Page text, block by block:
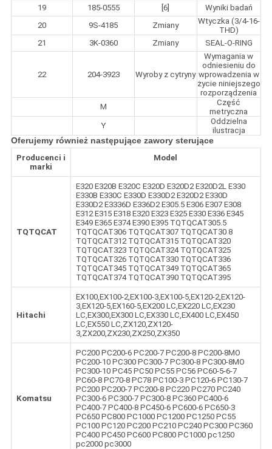
19
185-0555 [6]
Wyniki badań
20
9S-4185 Zmiany
Wtyczka (3/4-16-
THD)
21
3K-0360 Zmiany SEAL-O-RING
22 204-3923 Wyroby z cytryny
Wymagania w
odniesieniu do
wprowadzenia w
życie niniejszego
rozporządzenia
M
Część
metryczna
Y
Oddzielna
ilustracja
Oferujemy również następujące zawory sterujące
Producenci i
marki
Model
TQTQCAT
E320 E320B E320C E320D E320D2 E320D2L E330
E330B E330C E330D E330D2 E320D2 E330D
E330D2 E3336D E336D2 E305.5 E306 E307 E308
E312 E315 E318 E320 E323 E325 E330 E336 E345
E349 E365 E374 E390 E395 TQTQCAT305.5
TQTQCAT306 TQTQCAT307 TQTQCAT30 8
TQTQCAT312 TQTQCAT315 TQTQCAT320
TQTQCAT323 TQTQCAT324 TQTQCAT325
TQTQCAT326 TQTQCAT330 TQTQCAT336
TQTQCAT345 TQTQCAT349 TQTQCAT365
TQTQCAT374 TQTQCAT390 TQTQCAT395
Hitachi
EX100,EX100-2,EX100-3,EX100-5,EX120-2,EX120-
3,EX120-5,EX160-5,EX200 LC,EX220 LC,EX230
LC,EX300,EX300 LC,EX330 LC,EX400 LC,EX450
LC,EX550 LC,ZX120,ZX120-
3,ZX200,ZX230,ZX250,ZX350
Komatsu
PC200 PC200-6 PC200-7 PC200-8 PC200-8MO
PC200-10 PC300 PC300-7 PC300-8 PC300-8MO
PC300-10 PC45 PC50 PC55 PC56 PC60-5-6-7
PC60-8 PC70-8 PC78 PC100-3 PC120-6 PC130-7
PC200 PC200-7 PC200-8 PC220 PC270 PC240
PC300-6 PC300-7 PC300-8 PC360 PC400-6
PC400-7 PC400-8 PC450-6 PC600-6 PC650-3
PC650 PC800 PC1000 PC1200 PC1250 PC55
PC100 PC120 PC200 PC210 PC240 PC300 PC360
PC400 PC450 PC600 PC800 PC1000 pc1250
pc2000 pc3000